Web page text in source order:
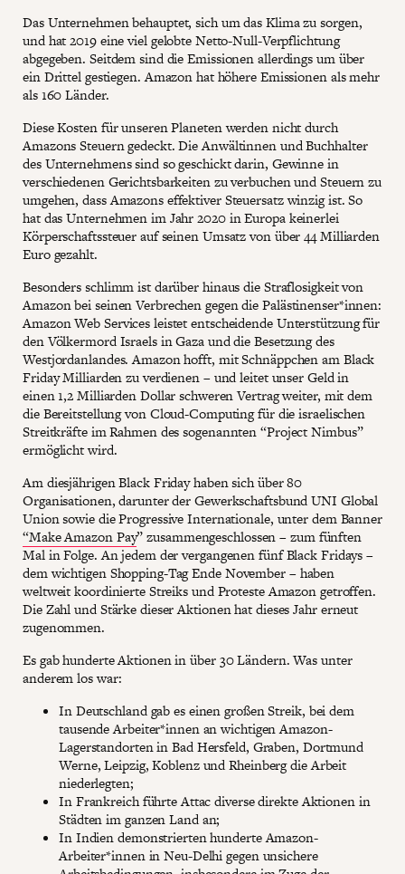
Das Unternehmen behauptet, sich um das Klima zu sorgen,
und hat 2019 eine viel gelobte Netto-Null-Verpflichtung
abgegeben. Seitdem sind die Emissionen allerdings um über
ein Drittel gestiegen. Amazon hat höhere Emissionen als mehr
als 160 Länder.
Diese Kosten für unseren Planeten werden nicht durch
Amazons Steuern gedeckt. Die Anwältinnen und Buchhalter
des Unternehmens sind so geschickt darin, Gewinne in
verschiedenen Gerichtsbarkeiten zu verbuchen und Steuern zu
umgehen, dass Amazons effektiver Steuersatz winzig ist. So
hat das Unternehmen im Jahr 2020 in Europa keinerlei
Körperschaftssteuer auf seinen Umsatz von über 44 Milliarden
Euro gezahlt.
Besonders schlimm ist darüber hinaus die Straflosigkeit von
Amazon bei seinen Verbrechen gegen die Palästinenser*innen:
Amazon Web Services leistet entscheidende Unterstützung für
den Völkermord Israels in Gaza und die Besetzung des
Westjordanlandes. Amazon hofft, mit Schnäppchen am Black
Friday Milliarden zu verdienen – und leitet unser Geld in
einen 1,2 Milliarden Dollar schweren Vertrag weiter, mit dem
die Bereitstellung von Cloud-Computing für die israelischen
Streitkräfte im Rahmen des sogenannten “Project Nimbus”
ermöglicht wird.
Am diesjährigen Black Friday haben sich über 80
Organisationen, darunter der Gewerkschaftsbund UNI Global
Union sowie die Progressive Internationale, unter dem Banner
“Make Amazon Pay” zusammengeschlossen – zum fünften
Mal in Folge. An jedem der vergangenen fünf Black Fridays –
dem wichtigen Shopping-Tag Ende November – haben
weltweit koordinierte Streiks und Proteste Amazon getroffen.
Die Zahl und Stärke dieser Aktionen hat dieses Jahr erneut
zugenommen.
Es gab hunderte Aktionen in über 30 Ländern. Was unter
anderem los war:
In Deutschland gab es einen großen Streik, bei dem
tausende Arbeiter*innen an wichtigen Amazon-
Lagerstandorten in Bad Hersfeld, Graben, Dortmund
Werne, Leipzig, Koblenz und Rheinberg die Arbeit
niederlegten;
In Frankreich führte Attac diverse direkte Aktionen in
Städten im ganzen Land an;
In Indien demonstrierten hunderte Amazon-
Arbeiter*innen in Neu-Delhi gegen unsichere